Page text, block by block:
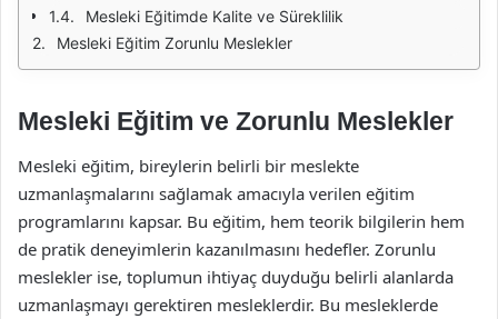
Mesleki Eğitimde Kalite ve Süreklilik
Mesleki Eğitim Zorunlu Meslekler
Mesleki Eğitim ve Zorunlu Meslekler
Mesleki eğitim, bireylerin belirli bir meslekte
uzmanlaşmalarını sağlamak amacıyla verilen eğitim
programlarını kapsar. Bu eğitim, hem teorik bilgilerin hem
de pratik deneyimlerin kazanılmasını hedefler. Zorunlu
meslekler ise, toplumun ihtiyaç duyduğu belirli alanlarda
uzmanlaşmayı gerektiren mesleklerdir. Bu mesleklerde